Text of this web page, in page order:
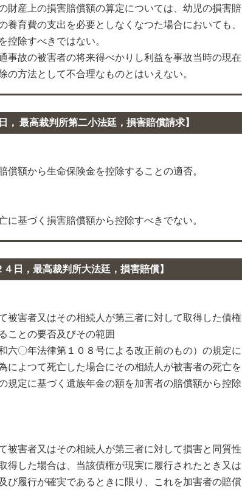
産上の損害賠償額の算定については、幼児の損害賠
育費の支出を必要としなくなつた場合においても、
除すべきではない。
故の被害者の将来得べかりし利益を事故当時の現在
方法として不合理なものとはいえない。
， 最高裁判所第二小法廷，損害賠償請求】
額から生命保険金を控除することの適否。
基づく損害賠償額から控除すべきでない。
４日，最高裁判所大法廷，損害賠償】
害者又はその相続人が第三者に対して取得した債権
ことの要否及びその範囲
〇年法律第１０８号による改正前のもの）の規定に
によつて死亡した場合にその相続人が被害者の死亡を
規定に基づく遺族年金の額を加害者の賠償額から控除
害者又はその相続人が第三者に対して損害と同質性
得した場合は、当該債権が現実に履行されたとき又は
び履行が確実であるときに限り、これを加害者の賠償